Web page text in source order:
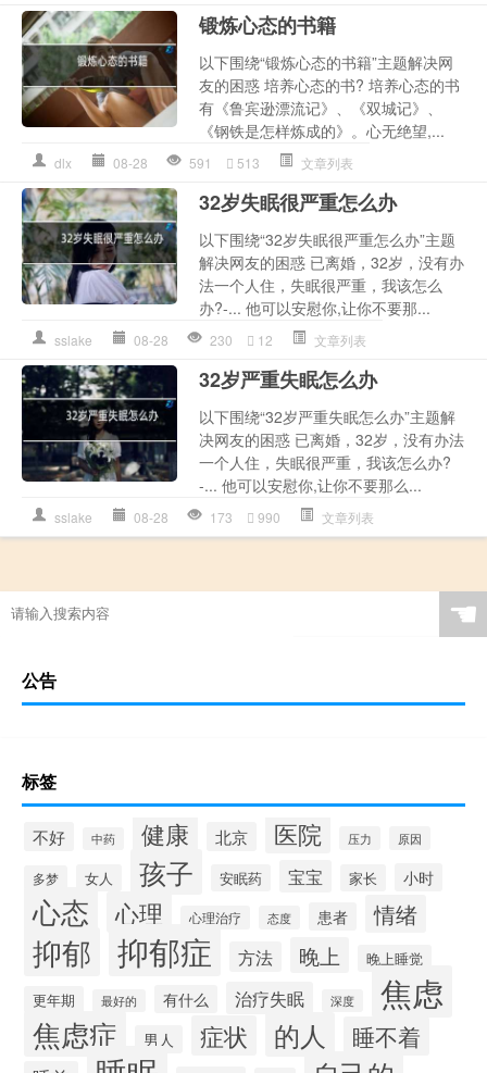
锻炼心态的书籍
以下围绕“锻炼心态的书籍”主题解决网
友的困惑 培养心态的书? 培养心态的书
有《鲁宾逊漂流记》、《双城记》、
《钢铁是怎样炼成的》。心无绝望,...
dlx 08-28 591 513 文章列表
32岁失眠很严重怎么办
以下围绕“32岁失眠很严重怎么办”主题
解决网友的困惑 已离婚，32岁，没有办
法一个人住，失眠很严重，我该怎么
办?-... 他可以安慰你,让你不要那...
sslake 08-28 230 12 文章列表
32岁严重失眠怎么办
以下围绕“32岁严重失眠怎么办”主题解
决网友的困惑 已离婚，32岁，没有办法
一个人住，失眠很严重，我该怎么办?
-... 他可以安慰你,让你不要那么...
sslake 08-28 173 990 文章列表
☚
公告
标签
不好 中药 健康 北京 医院 压力 原因
多梦 女人 孩子 安眠药 宝宝 家长 小时
心态 心理 心理治疗 态度 患者 情绪
抑郁 抑郁症 方法 晚上
晚上睡觉
更年期
最好的 有什么 治疗失眠 深度 焦虑
焦虑症 男人 症状 的人 睡不着